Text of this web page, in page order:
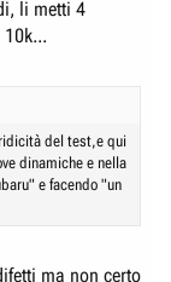
li metti 4
del test,e qui
dinamiche e nella
e facendo "un
ma non certo